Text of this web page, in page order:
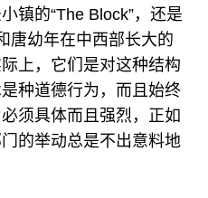
镇的“The Block”，还是
唐幼年在中西部长大的
上，它们是对这种结构
种道德行为，而且始终
须具体而且强烈，正如
的举动总是不出意料地